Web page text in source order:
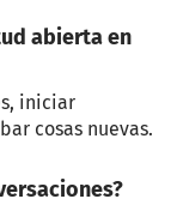
abierta en
iniciar
cosas nuevas.